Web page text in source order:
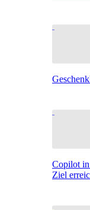
Copilot in
Ziel